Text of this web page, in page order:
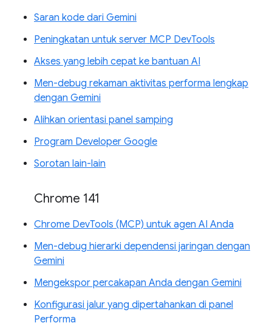
Saran kode dari Gemini
Peningkatan untuk server MCP DevTools
Akses yang lebih cepat ke bantuan AI
Men-debug rekaman aktivitas performa lengkap
dengan Gemini
Alihkan orientasi panel samping
Program Developer Google
Sorotan lain-lain
Chrome 141
Chrome DevTools (MCP) untuk agen AI Anda
Men-debug hierarki dependensi jaringan dengan
Gemini
Mengekspor percakapan Anda dengan Gemini
Konfigurasi jalur yang dipertahankan di panel
Performa